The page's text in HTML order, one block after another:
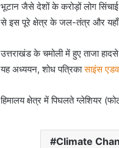
भूटान जैसे देशों के करोड़ों लोग
से इस पूरे क्षेत्र के जल-तंत्र और यहाँ
उत्तराखंड के चमोली में हुए ताजा
यह अध्ययन, शोध पत्रिकासाइंस
हिमालय क्षेत्र में पिघलते ग्लेशियर
Climate